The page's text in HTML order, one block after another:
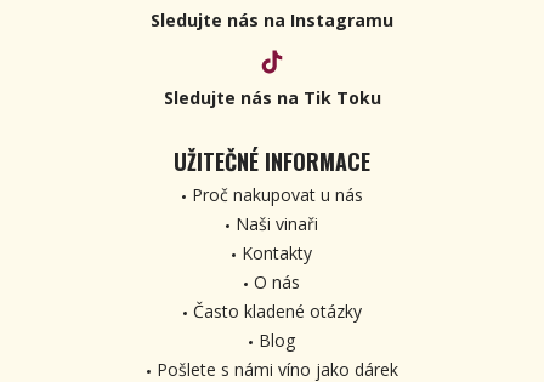
Sledujte nás na Instagramu
Sledujte nás na Tik Toku
UŽITEČNÉ INFORMACE
Proč nakupovat u nás
Naši vinaři
Kontakty
O nás
Často kladené otázky
Blog
Pošlete s námi víno jako dárek